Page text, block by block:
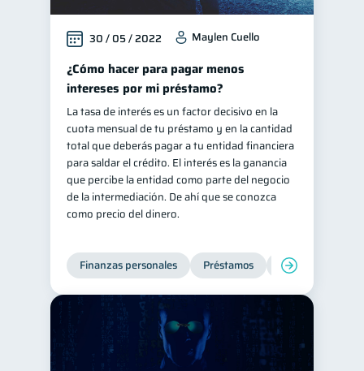
30 / 05 / 2022 Maylen Cuello
¿Cómo hacer para pagar menos
intereses por mi préstamo?
La tasa de interés es un factor decisivo en la
cuota mensual de tu préstamo y en la cantidad
total que deberás pagar a tu entidad financiera
para saldar el crédito. El interés es la ganancia
que percibe la entidad como parte del negocio
de la intermediación. De ahí que se conozca
como precio del dinero.
Finanzas personales Préstamos Productos